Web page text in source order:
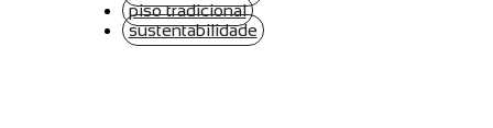
piso tradicional
sustentabilidade